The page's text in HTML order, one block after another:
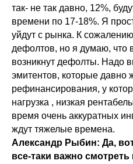
так- не так давно, 12%,
времени по 17-18%. Я
уйдут с рынка. К
дефолтов, но я думаю, что
возникнут дефолты. Надо
эмитентов, которые давно
рефинансирования, у
нагрузка , низкая
время очень аккуратных
ждут тяжелые времена.
Александр Рыбин: Да,
все-таки важно смотреть